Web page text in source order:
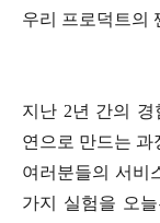
우리 프로덕트의
지난 2년 간의 경
연으로 만드는 과
여러분들의 서비
가지 실험을 오